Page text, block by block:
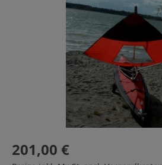
201,00 €